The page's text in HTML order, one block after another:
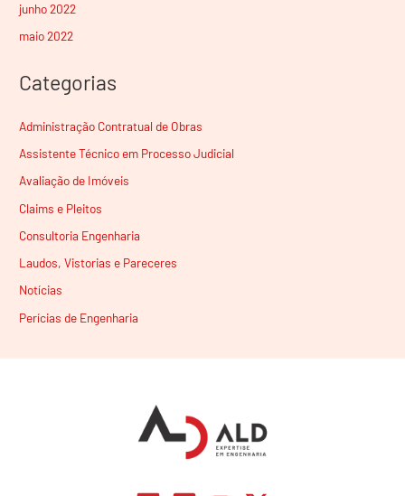
junho 2022
maio 2022
Categorias
Administração Contratual de Obras
Assistente Técnico em Processo Judicial
Avaliação de Imóveis
Claims e Pleitos
Consultoria Engenharia
Laudos, Vistorias e Pareceres
Notícias
Perícias de Engenharia